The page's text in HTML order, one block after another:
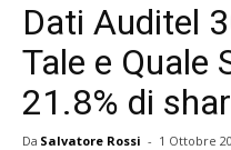
Dati Auditel
Tale e Quale
21.8% di
Da Salvatore Rossi - 1 Ottobre